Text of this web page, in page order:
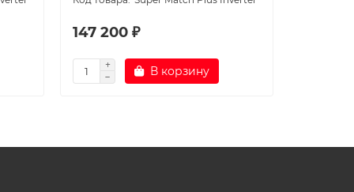
147 200 ₽
В корзину